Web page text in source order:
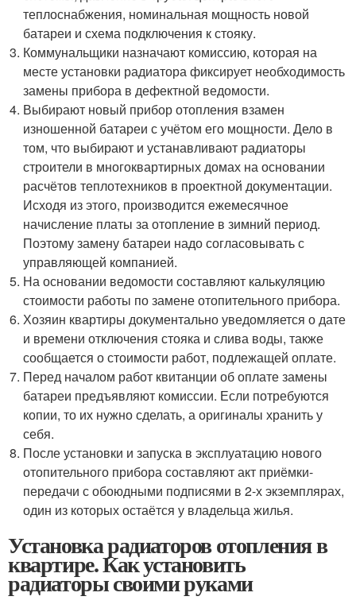
теплоснабжения, номинальная мощность новой
батареи и схема подключения к стояку.
Коммунальщики назначают комиссию, которая на
месте установки радиатора фиксирует необходимость
замены прибора в дефектной ведомости.
Выбирают новый прибор отопления взамен
изношенной батареи с учётом его мощности. Дело в
том, что выбирают и устанавливают радиаторы
строители в многоквартирных домах на основании
расчётов теплотехников в проектной документации.
Исходя из этого, производится ежемесячное
начисление платы за отопление в зимний период.
Поэтому замену батареи надо согласовывать с
управляющей компанией.
На основании ведомости составляют калькуляцию
стоимости работы по замене отопительного прибора.
Хозяин квартиры документально уведомляется о дате
и времени отключения стояка и слива воды, также
сообщается о стоимости работ, подлежащей оплате.
Перед началом работ квитанции об оплате замены
батареи предъявляют комиссии. Если потребуются
копии, то их нужно сделать, а оригиналы хранить у
себя.
После установки и запуска в эксплуатацию нового
отопительного прибора составляют акт приёмки-
передачи с обоюдными подписями в 2-х экземплярах,
один из которых остаётся у владельца жилья.
Установка радиаторов отопления в
квартире. Как установить
радиаторы своими руками